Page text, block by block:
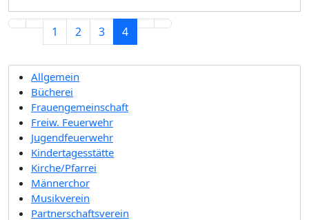
1 2 3 4
Allgemein
Bücherei
Frauengemeinschaft
Freiw. Feuerwehr
Jugendfeuerwehr
Kindertagesstätte
Kirche/Pfarrei
Männerchor
Musikverein
Partnerschaftsverein